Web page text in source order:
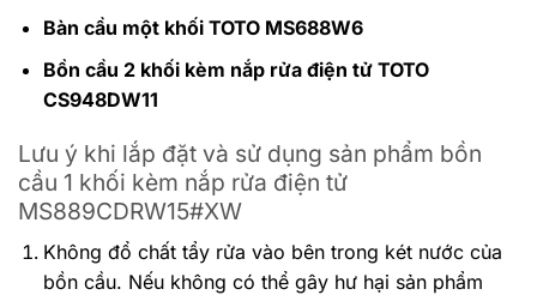
Bàn cầu một khối TOTO MS688W6
Bồn cầu 2 khối kèm nắp rửa điện tử TOTO
CS948DW11
Lưu ý khi lắp đặt và sử dụng sản phẩm bồn
cầu 1 khối kèm nắp rửa điện tử
MS889CDRW15#XW
Không đổ chất tẩy rửa vào bên trong két nước của
bồn cầu. Nếu không có thể gây hư hại sản phẩm